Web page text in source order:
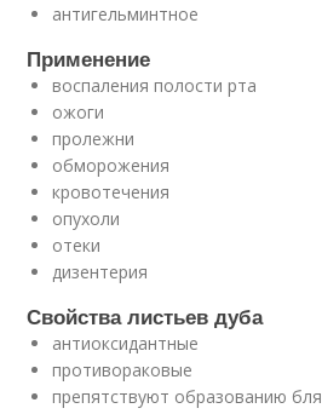
антигельминтное
Применение
воспаления полости рта
ожоги
пролежни
обморожения
кровотечения
опухоли
отеки
дизентерия
Свойства листьев дуба
антиоксидантные
противораковые
препятствуют образованию